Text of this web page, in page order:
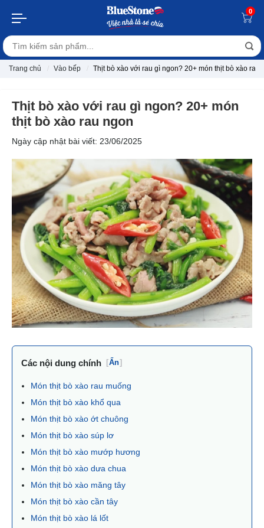
0
Trang chủ Vào bếp Thịt bò xào với rau gì ngon? 20+ món thịt bò xào rau
Thịt bò xào với rau gì ngon? 20+ món
thịt bò xào rau ngon
Ngày cập nhật bài viết: 23/06/2025
Các nội dung chính [Ẩn]
Món thịt bò xào rau muống
Món thịt bò xào khổ qua
Món thịt bò xào ớt chuông
Món thịt bò xào súp lơ
Món thịt bò xào mướp hương
Món thịt bò xào dưa chua
Món thịt bò xào măng tây
Món thịt bò xào cần tây
Món thịt bò xào lá lốt